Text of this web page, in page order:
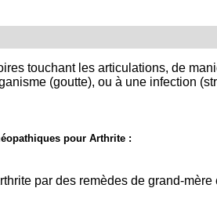
touchant les articulations, de
(goutte), ou à une infection
pour Arthrite :
par des remèdes de grand-